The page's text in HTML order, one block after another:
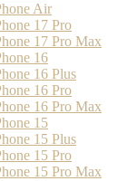
Air
17 Pro
17 Pro Max
16
16 Plus
16 Pro
16 Pro Max
15
15 Plus
15 Pro
15 Pro Max